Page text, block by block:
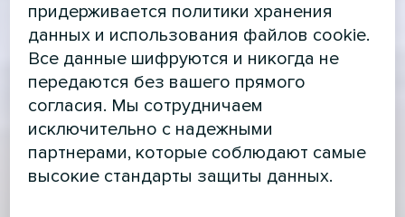
придерживается политики хранения
данных и использования файлов cookie.
Все данные шифруются и никогда не
передаются без вашего прямого
согласия. Мы сотрудничаем
исключительно с надежными
партнерами, которые соблюдают самые
высокие стандарты защиты данных.